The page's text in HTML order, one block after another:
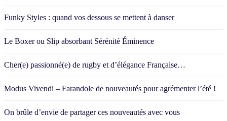
Funky Styles : quand vos dessous se mettent à danser
Le Boxer ou Slip absorbant Sérénité Éminence
Cher(e) passionné(e) de rugby et d’élégance Française…
Modus Vivendi – Farandole de nouveautés pour agrémenter l’été !
On brûle d’envie de partager ces nouveautés avec vous